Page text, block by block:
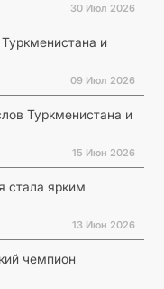
30 Июл 2026
и
09 Июл 2026
Туркменистана и
15 Июн 2026
стала ярким
13 Июн 2026
чемпион